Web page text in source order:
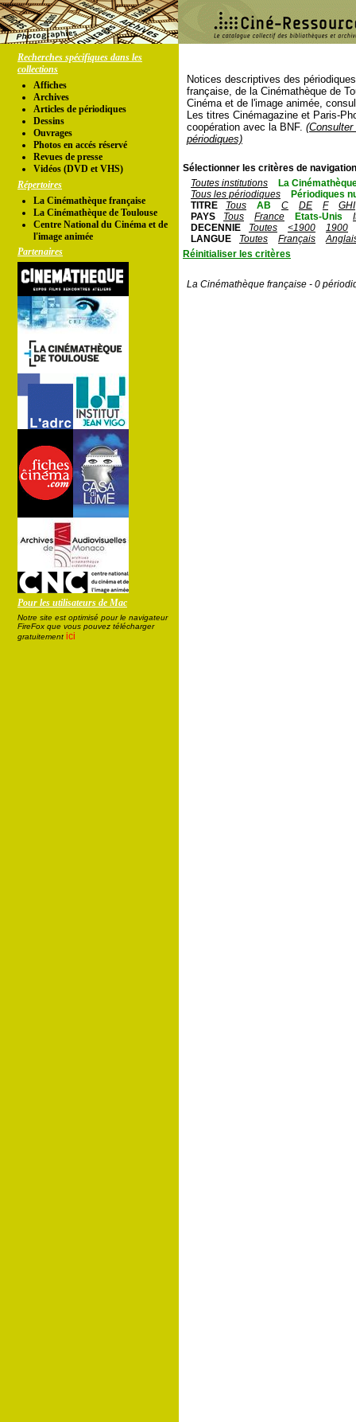
Recherches spécifiques dans les
collections
Affiches
Archives
Articles de périodiques
Dessins
Ouvrages
Photos en accés réservé
Revues de presse
Vidéos (DVD et VHS)
Répertoires
La Cinémathèque française
La Cinémathèque de Toulouse
Centre National du Cinéma et de
l'image animée
Partenaires
Pour les utilisateurs de Mac
Notre site est optimisé pour le navigateur
FireFox que vous pouvez télécharger
gratuitement ici
Notices descriptives des
française, de la Cinémathèque de
Cinéma et de l'image animée,
Les titres Cinémagazine et Paris-
coopération avec la BNF.
périodiques)
Sélectionner les critères de
Toutes institutions
La
Tous les périodiques
Périodiques
TITRE
Tous AB C DE F
GHI
PAYS
Tous France Etats-Unis
DECENNIE
Toutes <1900
1900
LANGUE
Toutes Français
Réinitialiser les critères
La Cinémathèque française - 0